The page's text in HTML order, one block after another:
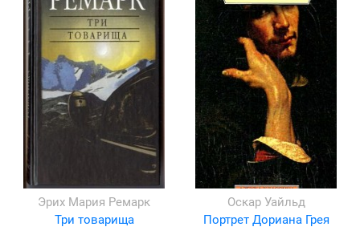
Эрих Мария Ремарк
Три товарища
Оскар Уайльд
Портрет Дориана Грея